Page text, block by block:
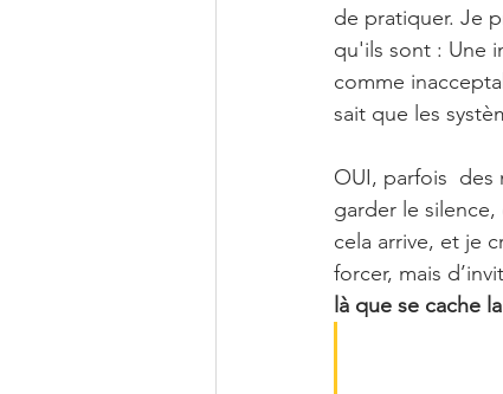
de pratiquer. Je
qu'ils sont : Une
comme
sait que les
OUI, parfois  des
garder le
cela arrive, et je
forcer, mais
là que se cache